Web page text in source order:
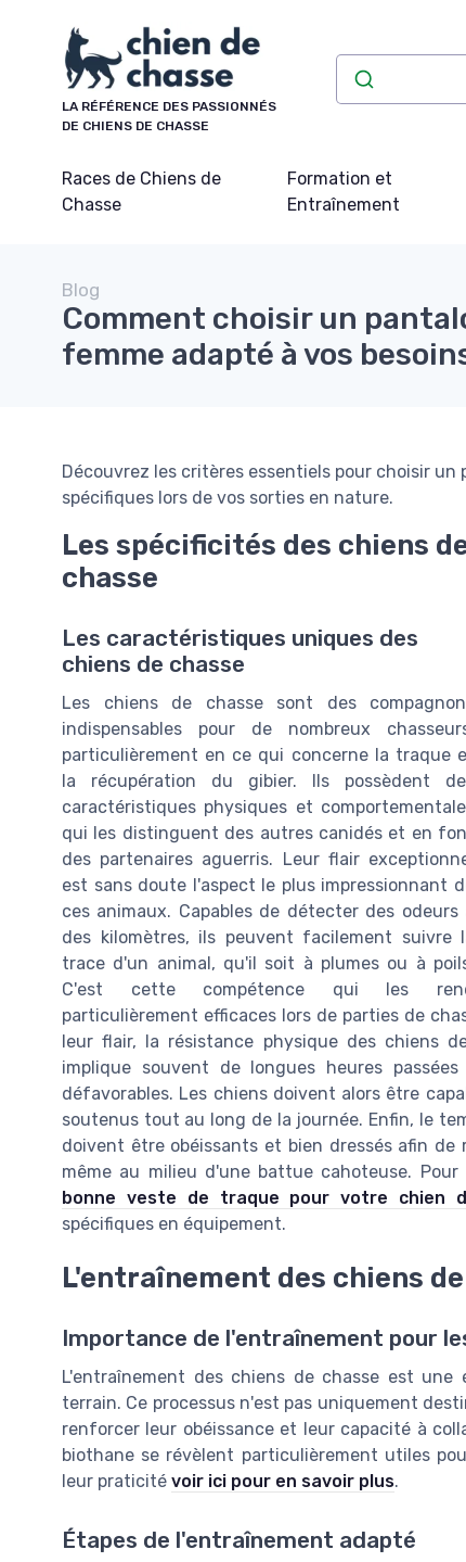
LA RÉFÉRENCE DES PASSIONNÉS
DE CHIENS DE CHASSE
Races de Chiens de
Chasse
Formation et
Entraînement
Blog
Comment choisir un
femme adapté à vos
Découvrez les critères essentiels pour choisir
spécifiques lors de vos sorties en nature.
Les spécificités des chiens
chasse
Les caractéristiques uniques des
chiens de chasse
Les chiens de chasse sont des
indispensables pour de nombreux
particulièrement en ce qui concerne la traque
la récupération du gibier. Ils possèdent
caractéristiques physiques et
qui les distinguent des autres canidés et en
des partenaires aguerris. Leur flair
est sans doute l'aspect le plus impressionnant
ces animaux. Capables de détecter des odeurs
des kilomètres, ils peuvent facilement suivre
trace d'un animal, qu'il soit à plumes ou à
C'est cette compétence qui les
particulièrement efficaces lors de parties de
leur flair, la résistance physique des chiens
implique souvent de longues heures
défavorables. Les chiens doivent alors être
soutenus tout au long de la journée. Enfin, le
doivent être obéissants et bien dressés afin
même au milieu d'une battue cahoteuse.
bonne veste de traque pour votre chien
spécifiques en équipement.
L'entraînement des chiens
Importance de l'entraînement pour
L'entraînement des chiens de chasse est
terrain. Ce processus n'est pas uniquement
renforcer leur obéissance et leur capacité à
biothane se révèlent particulièrement utiles
leur praticité voir ici pour en savoir plus.
Étapes de l'entraînement adapté